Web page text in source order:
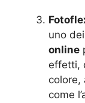
uno dei
online
effetti,
colore,
come